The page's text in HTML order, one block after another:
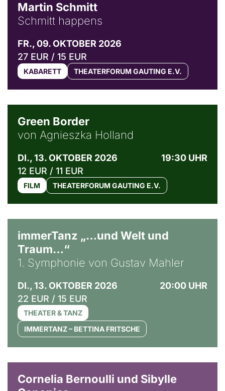
Martin Schmitt
Schmitt happens
FR., 09. OKTOBER 2026
27 EUR / 15 EUR
KABARETT THEATERFORUM GAUTING E.V.
Green Border
von Agnieszka Holland
DI., 13. OKTOBER 2026
19:30 UHR
12 EUR / 11 EUR
FILM THEATERFORUM GAUTING E.V.
immerTanz „…und Welt und
Traum…“
1. Symphonie von Gustav Mahler
DI., 13. OKTOBER 2026
20:00 UHR
22 EUR / 15 EUR
THEATER & TANZ
IMMERTANZ – BETTINA FRITSCHE
Cornelia Bernoulli und Sibylle